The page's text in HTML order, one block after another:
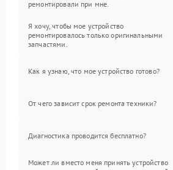
ремонтировали при мне.
Я хочу, чтобы мое устройство
ремонтировалось только оригинальными
запчастями.
Как я узнаю, что мое устройство готово?
От чего зависит срок ремонта техники?
Диагностика проводится бесплатно?
Может ли вместо меня принять устройство